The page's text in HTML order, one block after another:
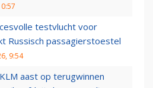
testvlucht voor
Russisch passagierstoestel
9:54
aast op terugwinnen